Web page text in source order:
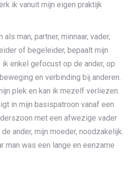
ik vanuit mijn eigen praktijk
man, partner, minnaar, vader,
of begeleider, bepaalt mijn
enkel gefocust op de ander, op
en verbinding bij anderen.
plek en kan ik mezelf verliezen.
in mijn basispatroon vanaf een
met een afwezige vader
ander, mijn moeder, noodzakelijk.
man was een lange en eenzame